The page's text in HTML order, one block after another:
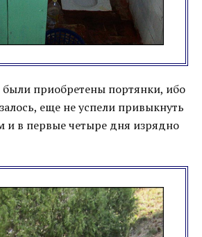
были приобретены портянки, ибо
еще не успели привыкнуть
и в первые четыре дня изрядно